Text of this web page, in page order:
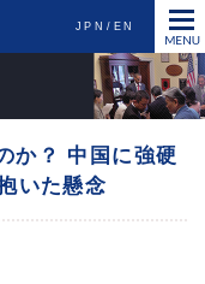
JPN EN
か？ 中国に強硬
いた懸念